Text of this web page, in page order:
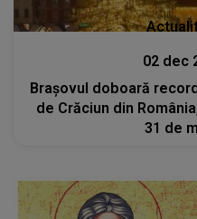
02 dec
Brașovul doboară
de Crăciun din
31 de